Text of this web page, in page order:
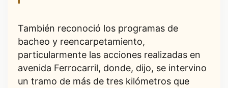
También reconoció los programas de
bacheo y reencarpetamiento,
particularmente las acciones realizadas en
avenida Ferrocarril, donde, dijo, se intervino
un tramo de más de tres kilómetros que